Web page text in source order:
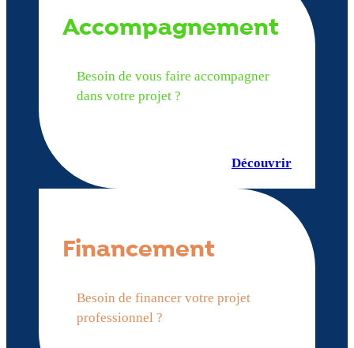
Accompagnement
Besoin de vous faire accompagner
dans votre projet ?
Découvrir
Financement
Besoin de financer votre projet
professionnel ?